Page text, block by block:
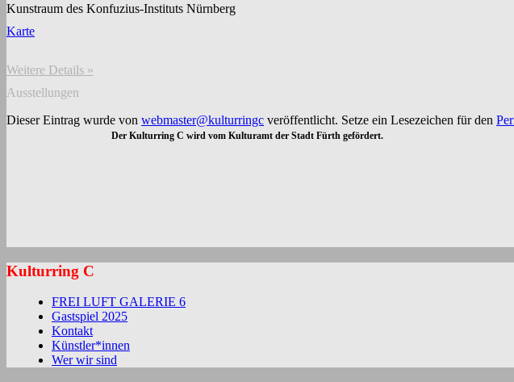
Kunstraum des Konfuzius-Instituts Nürnberg
Karte
Weitere Details »
Ausstellungen
Dieser Eintrag wurde von webmaster@kulturringc veröffentlicht. Setze ein Lesezeichen für den
Der Kulturring C wird vom Kulturamt der Stadt Fürth gefördert.
Kulturring C
FREI LUFT GALERIE 6
Gastspiel 2025
Kontakt
Künstler*innen
Wer wir sind